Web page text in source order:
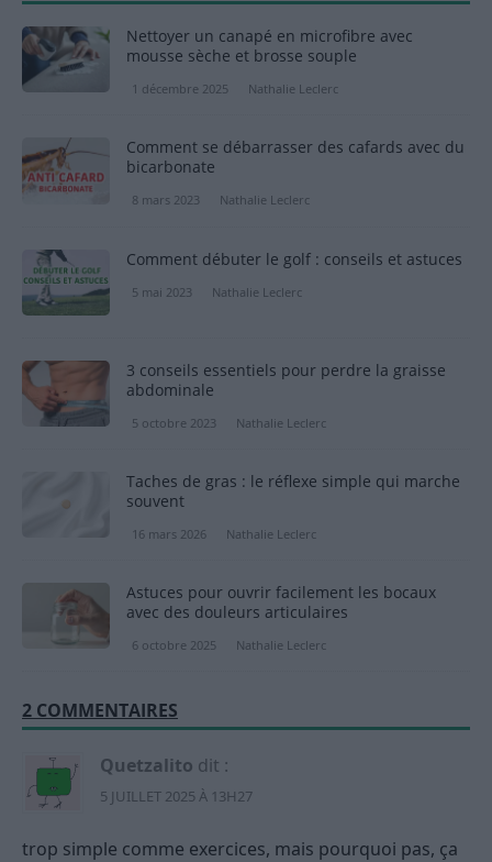
Nettoyer un canapé en microfibre avec
mousse sèche et brosse souple
1 décembre 2025 Nathalie Leclerc
Comment se débarrasser des cafards avec du
bicarbonate
8 mars 2023 Nathalie Leclerc
Comment débuter le golf : conseils et astuces
5 mai 2023 Nathalie Leclerc
3 conseils essentiels pour perdre la graisse
abdominale
5 octobre 2023 Nathalie Leclerc
Taches de gras : le réflexe simple qui marche
souvent
16 mars 2026 Nathalie Leclerc
Astuces pour ouvrir facilement les bocaux
avec des douleurs articulaires
6 octobre 2025 Nathalie Leclerc
2 COMMENTAIRES
Quetzalito dit :
5 JUILLET 2025 À 13H27
trop simple comme exercices, mais pourquoi pas, ça